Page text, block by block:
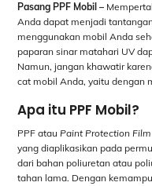
Pasang PPF Mobil –
Anda dapat menjadi
menggunakan mobil Anda
paparan sinar matahari UV
Namun, jangan khawatir
cat mobil Anda, yaitu dengan
Apa itu PPF Mobil?
PPF atauPaint Protection Film
yang diaplikasikan pada
dari bahan poliuretan atau
tahan lama. Dengan